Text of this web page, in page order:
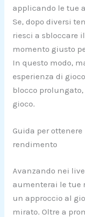
applicando le tue
Se, dopo diversi
riesci a sbloccare
momento giusto
In questo modo,
esperienza di
blocco
gioco.
Guida per
rendimento
Avanzando nei
aumenterai le tue
un approccio al
mirato. Oltre a